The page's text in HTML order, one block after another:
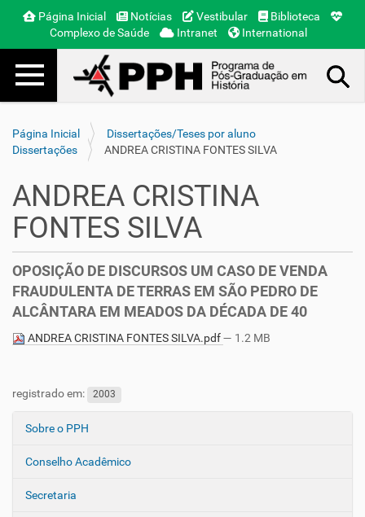
Página Inicial Notícias Vestibular
Biblioteca
Complexo de Saúde
Intranet International
Toggle navigation
Página Inicial
Dissertações/Teses por aluno
Dissertações
ANDREA CRISTINA FONTES SILVA
N
e
Sobre o PPH
Conselho Acadêmico
Secretaria
ANDREA CRISTINA
FONTES SILVA
OPOSIÇÃO DE DISCURSOS UM CASO DE VENDA
FRAUDULENTA DE TERRAS EM SÃO PEDRO DE
ALCÂNTARA EM MEADOS DA DÉCADA DE 40
ANDREA CRISTINA FONTES SILVA.pdf— 1.2 MB
registrado em: 2003